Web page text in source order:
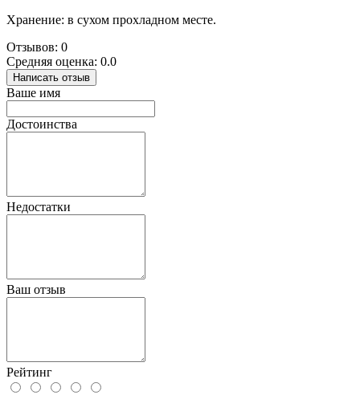
Хранение: в сухом прохладном месте.
Отзывов: 0
Средняя оценка: 0.0
Написать отзыв
Ваше имя
Достоинства
Недостатки
Ваш отзыв
Рейтинг